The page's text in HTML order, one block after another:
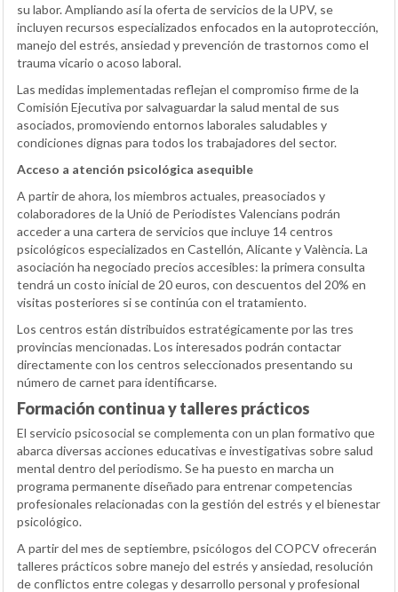
su labor. Ampliando así la oferta de servicios de la UPV, se
incluyen recursos especializados enfocados en la autoprotección,
manejo del estrés, ansiedad y prevención de trastornos como el
trauma vicario o acoso laboral.
Las medidas implementadas reflejan el compromiso firme de la
Comisión Ejecutiva por salvaguardar la salud mental de sus
asociados, promoviendo entornos laborales saludables y
condiciones dignas para todos los trabajadores del sector.
Acceso a atención psicológica asequible
A partir de ahora, los miembros actuales, preasociados y
colaboradores de la Unió de Periodistes Valencians podrán
acceder a una cartera de servicios que incluye 14 centros
psicológicos especializados en Castellón, Alicante y València. La
asociación ha negociado precios accesibles: la primera consulta
tendrá un costo inicial de 20 euros, con descuentos del 20% en
visitas posteriores si se continúa con el tratamiento.
Los centros están distribuidos estratégicamente por las tres
provincias mencionadas. Los interesados podrán contactar
directamente con los centros seleccionados presentando su
número de carnet para identificarse.
Formación continua y talleres prácticos
El servicio psicosocial se complementa con un plan formativo que
abarca diversas acciones educativas e investigativas sobre salud
mental dentro del periodismo. Se ha puesto en marcha un
programa permanente diseñado para entrenar competencias
profesionales relacionadas con la gestión del estrés y el bienestar
psicológico.
A partir del mes de septiembre, psicólogos del COPCV ofrecerán
talleres prácticos sobre manejo del estrés y ansiedad, resolución
de conflictos entre colegas y desarrollo personal y profesional